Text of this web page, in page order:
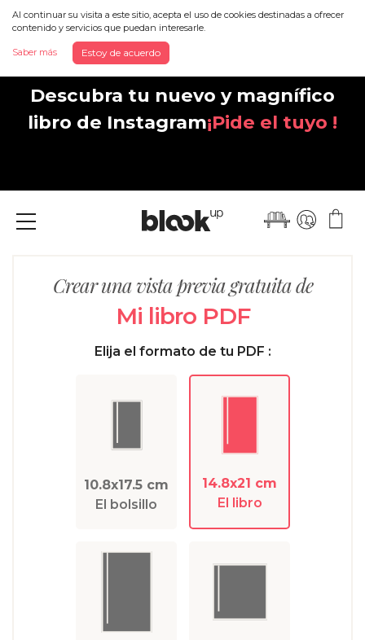
Al continuar su visita a este sitio, acepta el uso de cookies destinadas a ofrecer
contenido y servicios que puedan interesarle.
Saber más Estoy de acuerdo
Descubra tu nuevo y magnífico
libro de Instagram¡Pide el tuyo !
Menu
Crear una vista previa gratuita de
Mi libro PDF
Elija el formato de tu PDF :
10.8x17.5 cm
El bolsillo
14.8x21 cm
El libro